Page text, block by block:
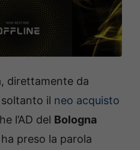
direttamente da
il neo acquisto
l’AD del Bologna
preso la parola